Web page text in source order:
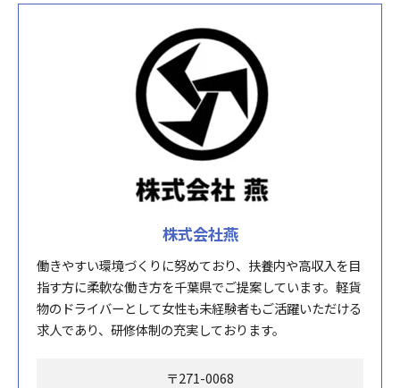
株式会社燕
働きやすい環境づくりに努めており、扶養内や高収入を目
指す方に柔軟な働き方を千葉県でご提案しています。軽貨
物のドライバーとして女性も未経験者もご活躍いただける
求人であり、研修体制の充実しております。
〒271-0068